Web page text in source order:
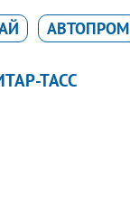
АВТОПРОМ
ТАСС